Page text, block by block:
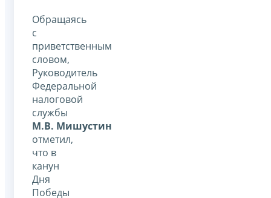
Обращаясь
с
приветственным
словом,
Руководитель
Федеральной
налоговой
службы
М.В. Мишустин
отметил,
что в
канун
Дня
Победы